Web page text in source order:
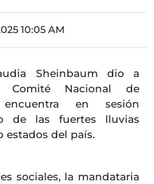
10:05 AM
Sheinbaum dio a
Nacional de
en sesión
de las fuertes lluvias
estados del país.
sociales, la mandataria